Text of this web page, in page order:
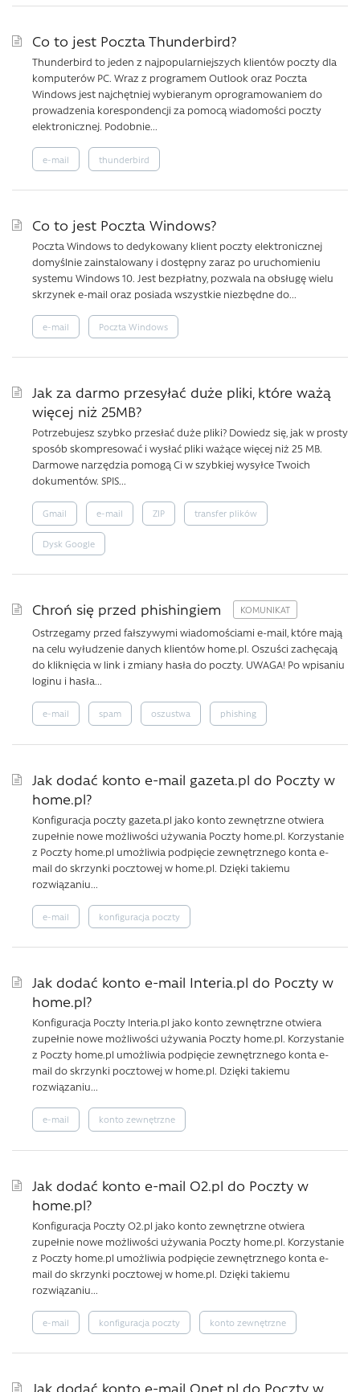
Co to jest Poczta Thunderbird?
Thunderbird to jeden z najpopularniejszych klientów poczty dla
komputerów PC. Wraz z programem Outlook oraz Poczta
Windows jest najchętniej wybieranym oprogramowaniem do
prowadzenia korespondencji za pomocą wiadomości poczty
elektronicznej. Podobnie...
e-mail thunderbird
Co to jest Poczta Windows?
Poczta Windows to dedykowany klient poczty elektronicznej
domyślnie zainstalowany i dostępny zaraz po uruchomieniu
systemu Windows 10. Jest bezpłatny, pozwala na obsługę wielu
skrzynek e-mail oraz posiada wszystkie niezbędne do...
e-mail Poczta Windows
Jak za darmo przesyłać duże pliki, które ważą
więcej niż 25MB?
Potrzebujesz szybko przesłać duże pliki? Dowiedz się, jak w prosty
sposób skompresować i wysłać pliki ważące więcej niż 25 MB.
Darmowe narzędzia pomogą Ci w szybkiej wysyłce Twoich
dokumentów. SPIS...
Gmail e-mail ZIP transfer plików
Dysk Google
Chroń się przed phishingiem
Ostrzegamy przed fałszywymi wiadomościami e-mail, które mają
na celu wyłudzenie danych klientów home.pl. Oszuści zachęcają
do kliknięcia w link i zmiany hasła do poczty. UWAGA! Po wpisaniu
loginu i hasła...
e-mail spam oszustwa phishing
Jak dodać konto e-mail gazeta.pl do Poczty w
home.pl?
Konfiguracja poczty gazeta.pl jako konto zewnętrzne otwiera
zupełnie nowe możliwości używania Poczty home.pl. Korzystanie
z Poczty home.pl umożliwia podpięcie zewnętrznego konta e-
mail do skrzynki pocztowej w home.pl. Dzięki takiemu
rozwiązaniu...
e-mail konfiguracja poczty
Jak dodać konto e-mail Interia.pl do Poczty w
home.pl?
Konfiguracja Poczty Interia.pl jako konto zewnętrzne otwiera
zupełnie nowe możliwości używania Poczty home.pl. Korzystanie
z Poczty home.pl umożliwia podpięcie zewnętrznego konta e-
mail do skrzynki pocztowej w home.pl. Dzięki takiemu
rozwiązaniu...
e-mail konto zewnętrzne
Jak dodać konto e-mail O2.pl do Poczty w
home.pl?
Konfiguracja Poczty O2.pl jako konto zewnętrzne otwiera
zupełnie nowe możliwości używania Poczty home.pl. Korzystanie
z Poczty home.pl umożliwia podpięcie zewnętrznego konta e-
mail do skrzynki pocztowej w home.pl. Dzięki takiemu
rozwiązaniu...
e-mail konfiguracja poczty konto zewnętrzne
Jak dodać konto e-mail Onet.pl do Poczty w